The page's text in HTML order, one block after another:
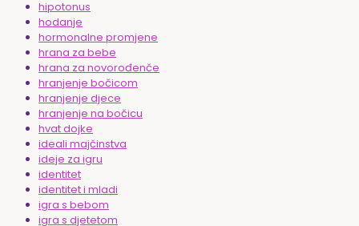
hipotonus
hodanje
hormonalne promjene
hrana za bebe
hrana za novorođenče
hranjenje bočicom
hranjenje djece
hranjenje na bočicu
hvat dojke
ideali majčinstva
ideje za igru
identitet
identitet i mladi
igra s bebom
igra s djetetom